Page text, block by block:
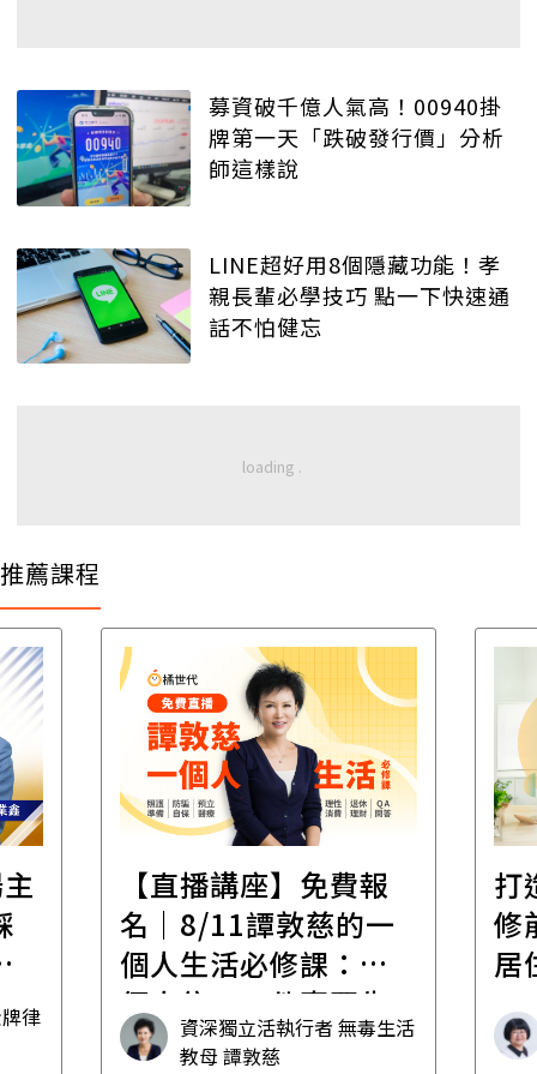
募資破千億人氣高！00940掛
牌第一天「跌破發行價」分析
師這樣說
LINE超好用8個隱藏功能！孝
親長輩必學技巧 點一下快速通
話不怕健忘
推薦課程
律
【直播講座】免費報
名｜8/11譚敦慈的一
個人生活必修課：一
個人住，五件事要先
想清楚！資深獨立活執行者 無毒生活
教母 譚敦慈
打
修
居